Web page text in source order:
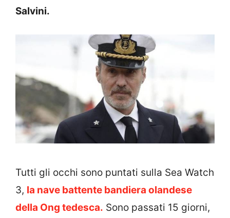
Salvini.
Tutti gli occhi sono puntati sulla Sea Watch
3, la nave battente bandiera olandese
della Ong tedesca. Sono passati 15 giorni,